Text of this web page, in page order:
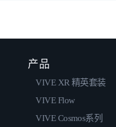
产品
VIVE XR 精英套装
VIVE Flow
VIVE Cosmos系列